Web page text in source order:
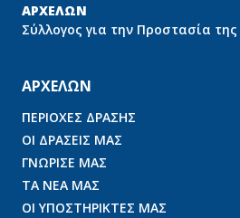
ΑΡΧΕΛΩΝ
Σύλλογος για την Προστασία
ΑΡΧΕΛΩΝ
ΠΕΡΙΟΧΕΣ ΔΡΑΣΗΣ
ΟΙ ΔΡΑΣΕΙΣ ΜΑΣ
ΓΝΩΡΙΣΕ ΜΑΣ
ΤΑ ΝΕΑ ΜΑΣ
ΟΙ ΥΠΟΣΤΗΡΙΚΤΕΣ ΜΑΣ